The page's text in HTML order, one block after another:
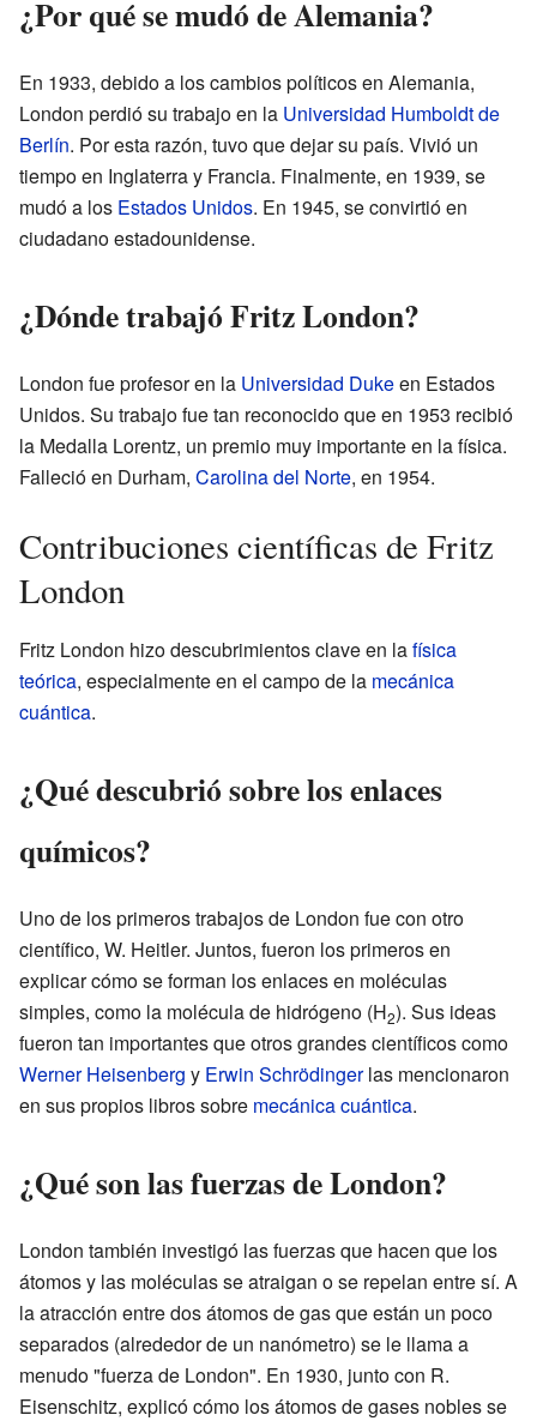
¿Por qué se mudó de Alemania?
En 1933, debido a los cambios políticos en Alemania,
London perdió su trabajo en la Universidad Humboldt de
Berlín. Por esta razón, tuvo que dejar su país. Vivió un
tiempo en Inglaterra y Francia. Finalmente, en 1939, se
mudó a los Estados Unidos. En 1945, se convirtió en
ciudadano estadounidense.
¿Dónde trabajó Fritz London?
London fue profesor en la Universidad Dukeen Estados
Unidos. Su trabajo fue tan reconocido que en 1953 recibió
la Medalla Lorentz, un premio muy importante en la física.
Falleció en Durham, Carolina del Norte, en 1954.
Contribuciones científicas de Fritz
London
Fritz London hizo descubrimientos clave en lafísica
teórica, especialmente en el campo de la mecánica
cuántica.
¿Qué descubrió sobre los enlaces
químicos?
Uno de los primeros trabajos de London fue con otro
científico, W. Heitler. Juntos, fueron los primeros en
explicar cómo se forman los enlaces en moléculas
simples, como la molécula de hidrógeno (H2). Sus ideas
fueron tan importantes que otros grandes científicos como
Werner Heisenberg y Erwin Schrödingerlas mencionaron
en sus propios libros sobre mecánica cuántica.
¿Qué son las fuerzas de London?
London también investigó las fuerzas que hacen que los
átomos y las moléculas se atraigan o se repelan entre sí. A
la atracción entre dos átomos de gas que están un poco
separados (alrededor de un nanómetro) se le llama a
menudo "fuerza de London". En 1930, junto con R.
Eisenschitz, explicó cómo los átomos de gases nobles se